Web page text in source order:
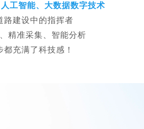
工智能、大数据数字技术
路建设中的指挥者
精准采集、智能分析
都充满了科技感！